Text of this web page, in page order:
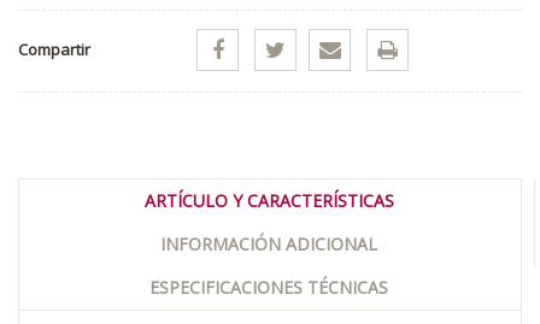
Compartir
ARTÍCULO Y CARACTERÍSTICAS
INFORMACIÓN ADICIONAL
ESPECIFICACIONES TÉCNICAS